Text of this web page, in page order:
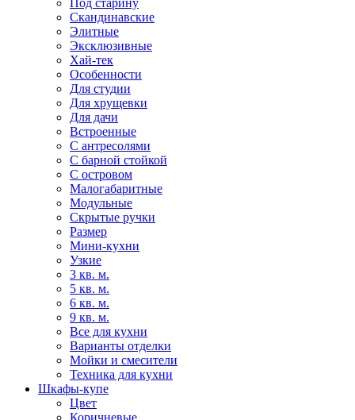
Под старину
Скандинавские
Элитные
Эксклюзивные
Хай-тек
Особенности
Для студии
Для хрущевки
Для дачи
Встроенные
С антресолями
С барной стойкой
С островом
Малогабаритные
Модульные
Скрытые ручки
Размер
Мини-кухни
Узкие
3 кв. м.
5 кв. м.
6 кв. м.
9 кв. м.
Все для кухни
Варианты отделки
Мойки и смесители
Техника для кухни
Шкафы-купе
Цвет
Коричневые